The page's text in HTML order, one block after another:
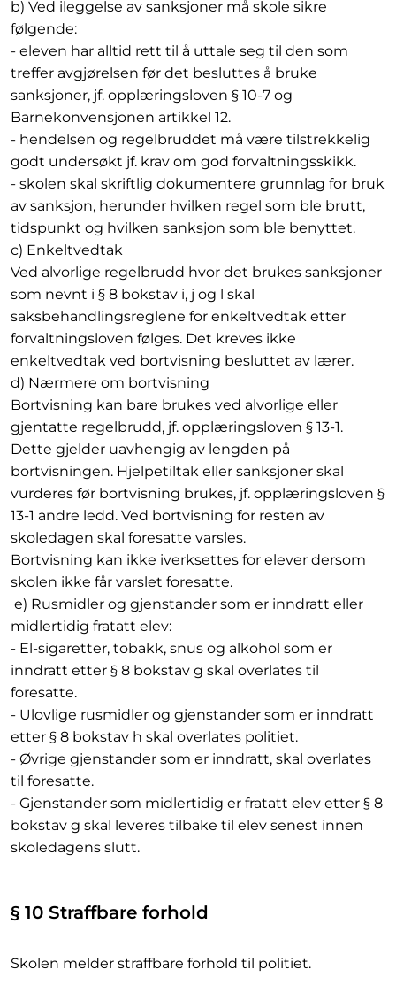
b) Ved ileggelse av sanksjoner må skole sikre
følgende:
- eleven har alltid rett til å uttale seg til den som
treffer avgjørelsen før det besluttes å bruke
sanksjoner, jf. opplæringsloven § 10-7 og
Barnekonvensjonen artikkel 12.
- hendelsen og regelbruddet må være tilstrekkelig
godt undersøkt jf. krav om god forvaltningsskikk.
- skolen skal skriftlig dokumentere grunnlag for bruk
av sanksjon, herunder hvilken regel som ble brutt,
tidspunkt og hvilken sanksjon som ble benyttet.
c) Enkeltvedtak
Ved alvorlige regelbrudd hvor det brukes sanksjoner
som nevnt i § 8 bokstav i, j og l skal
saksbehandlingsreglene for enkeltvedtak etter
forvaltningsloven følges. Det kreves ikke
enkeltvedtak ved bortvisning besluttet av lærer.
d) Nærmere om bortvisning
Bortvisning kan bare brukes ved alvorlige eller
gjentatte regelbrudd, jf. opplæringsloven § 13-1.
Dette gjelder uavhengig av lengden på
bortvisningen. Hjelpetiltak eller sanksjoner skal
vurderes før bortvisning brukes, jf. opplæringsloven §
13-1 andre ledd. Ved bortvisning for resten av
skoledagen skal foresatte varsles.
Bortvisning kan ikke iverksettes for elever dersom
skolen ikke får varslet foresatte.
e) Rusmidler og gjenstander som er inndratt eller
midlertidig fratatt elev:
- El-sigaretter, tobakk, snus og alkohol som er
inndratt etter § 8 bokstav g skal overlates til
foresatte.
- Ulovlige rusmidler og gjenstander som er inndratt
etter § 8 bokstav h skal overlates politiet.
- Øvrige gjenstander som er inndratt, skal overlates
til foresatte.
- Gjenstander som midlertidig er fratatt elev etter § 8
bokstav g skal leveres tilbake til elev senest innen
skoledagens slutt.
§ 10 Straffbare forhold
Skolen melder straffbare forhold til politiet.